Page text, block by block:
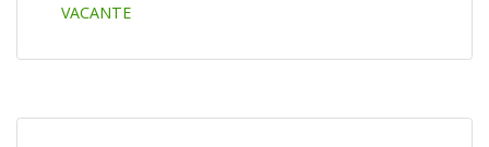
VACANTE